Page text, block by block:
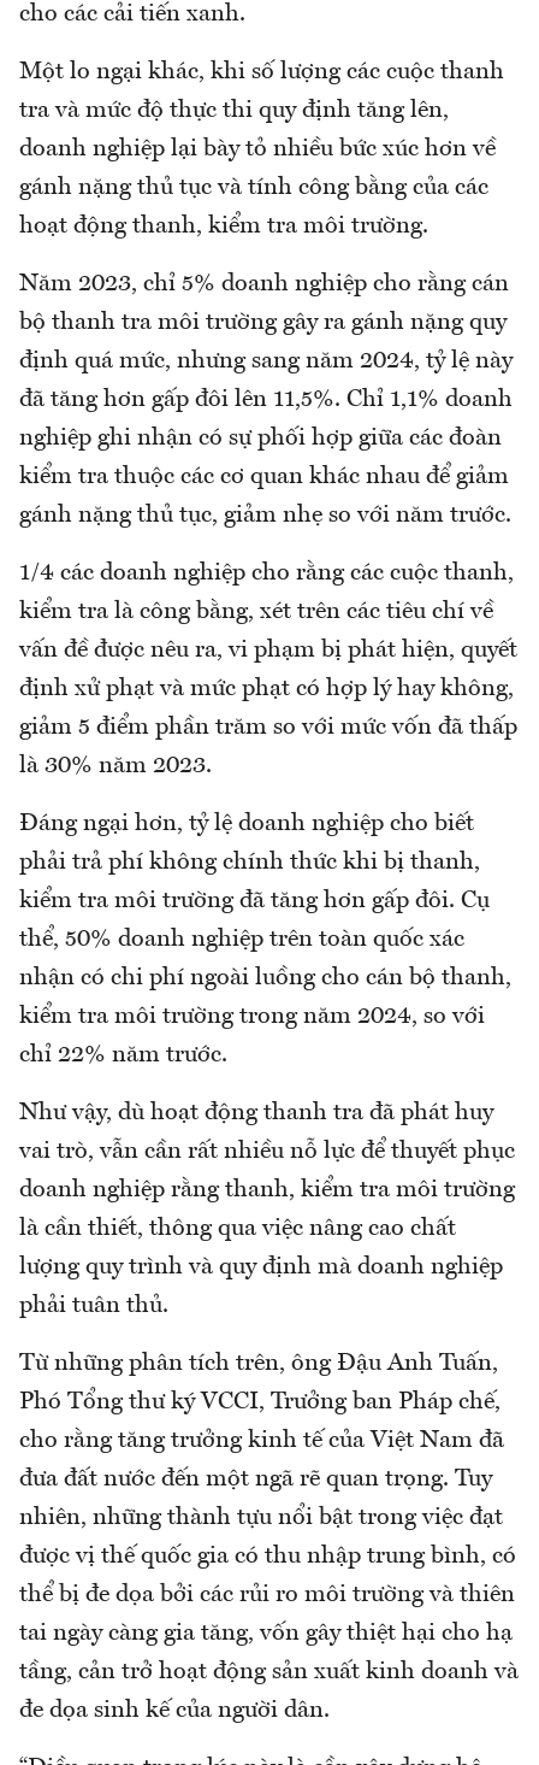
cho các cải tiến xanh.
Một lo ngại khác, khi số lượng các cuộc thanh
tra và mức độ thực thi quy định tăng lên,
doanh nghiệp lại bày tỏ nhiều bức xúc hơn về
gánh nặng thủ tục và tính công bằng của các
hoạt động thanh, kiểm tra môi trường.
Năm 2023, chỉ 5% doanh nghiệp cho rằng cán
bộ thanh tra môi trường gây ra gánh nặng quy
định quá mức, nhưng sang năm 2024, tỷ lệ này
đã tăng hơn gấp đôi lên 11,5%. Chỉ 1,1% doanh
nghiệp ghi nhận có sự phối hợp giữa các đoàn
kiểm tra thuộc các cơ quan khác nhau để giảm
gánh nặng thủ tục, giảm nhẹ so với năm trước.
1/4 các doanh nghiệp cho rằng các cuộc thanh,
kiểm tra là công bằng, xét trên các tiêu chí về
vấn đề được nêu ra, vi phạm bị phát hiện, quyết
định xử phạt và mức phạt có hợp lý hay không,
giảm 5 điểm phần trăm so với mức vốn đã thấp
là 30% năm 2023.
Đáng ngại hơn, tỷ lệ doanh nghiệp cho biết
phải trả phí không chính thức khi bị thanh,
kiểm tra môi trường đã tăng hơn gấp đôi. Cụ
thể, 50% doanh nghiệp trên toàn quốc xác
nhận có chi phí ngoài luồng cho cán bộ thanh,
kiểm tra môi trường trong năm 2024, so với
chỉ 22% năm trước.
Như vậy, dù hoạt động thanh tra đã phát huy
vai trò, vẫn cần rất nhiều nỗ lực để thuyết phục
doanh nghiệp rằng thanh, kiểm tra môi trường
là cần thiết, thông qua việc nâng cao chất
lượng quy trình và quy định mà doanh nghiệp
phải tuân thủ.
Từ những phân tích trên, ông Đậu Anh Tuấn,
Phó Tổng thư ký VCCI, Trưởng ban Pháp chế,
cho rằng tăng trưởng kinh tế của Việt Nam đã
đưa đất nước đến một ngã rẽ quan trọng. Tuy
nhiên, những thành tựu nổi bật trong việc đạt
được vị thế quốc gia có thu nhập trung bình, có
thể bị đe dọa bởi các rủi ro môi trường và thiên
tai ngày càng gia tăng, vốn gây thiệt hại cho hạ
tầng, cản trở hoạt động sản xuất kinh doanh và
đe dọa sinh kế của người dân.